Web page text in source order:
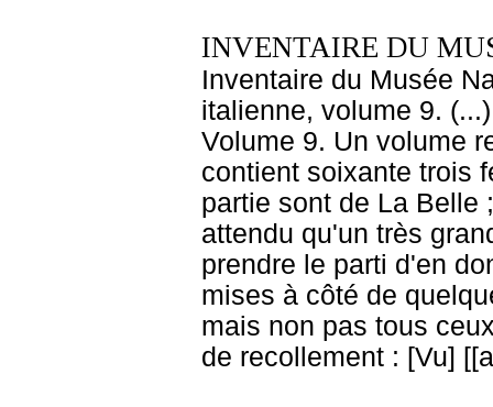
INVENTAIRE DU
Inventaire du Musée
italienne, volume 9.
Volume 9. Un volume
contient soixante trois
partie sont de La Belle
attendu qu'un très
prendre le parti d'en
mises à côté de
mais non pas tous
de recollement : [Vu]